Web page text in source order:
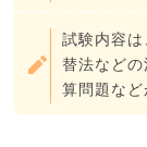
試験内容
替法など
算問題など